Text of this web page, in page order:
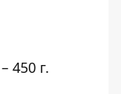
450 г.